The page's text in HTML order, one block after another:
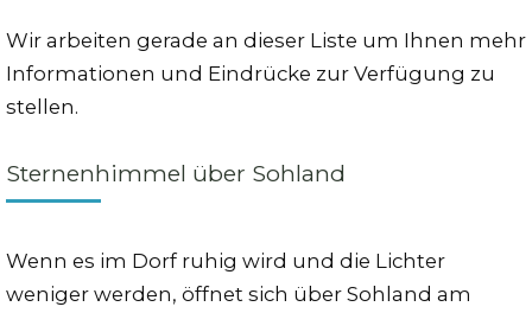
Wir arbeiten gerade an dieser Liste um Ihnen mehr
Informationen und Eindrücke zur Verfügung zu
stellen.
Sternenhimmel über Sohland
Wenn es im Dorf ruhig wird und die Lichter
weniger werden, öffnet sich über Sohland am